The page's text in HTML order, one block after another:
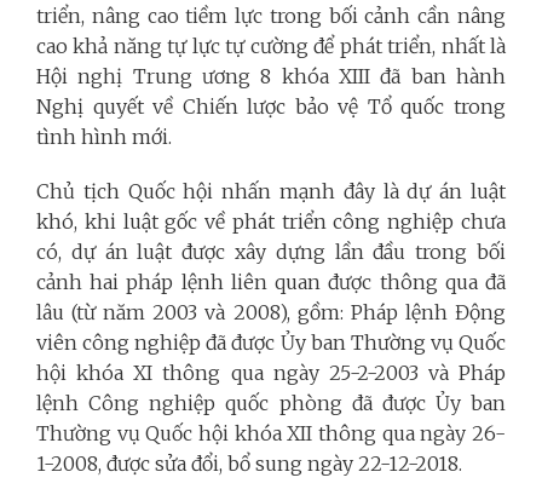
triển, nâng cao tiềm lực trong bối cảnh cần nâng
cao khả năng tự lực tự cường để phát triển, nhất là
Hội nghị Trung ương 8 khóa XIII đã ban hành
Nghị quyết về Chiến lược bảo vệ Tổ quốc trong
tình hình mới.
Chủ tịch Quốc hội nhấn mạnh đây là dự án luật
khó, khi luật gốc về phát triển công nghiệp chưa
có, dự án luật được xây dựng lần đầu trong bối
cảnh hai pháp lệnh liên quan được thông qua đã
lâu (từ năm 2003 và 2008), gồm: Pháp lệnh Động
viên công nghiệp đã được Ủy ban Thường vụ Quốc
hội khóa XI thông qua ngày 25-2-2003 và Pháp
lệnh Công nghiệp quốc phòng đã được Ủy ban
Thường vụ Quốc hội khóa XII thông qua ngày 26-
1-2008, được sửa đổi, bổ sung ngày 22-12-2018.